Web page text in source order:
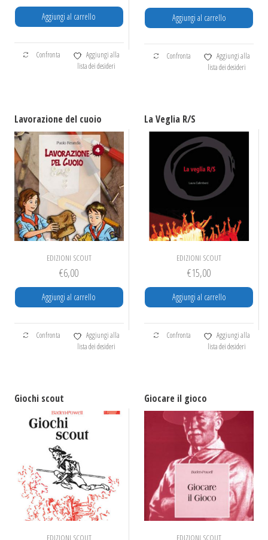
Aggiungi al carrello
Confronta
Aggiungi alla
lista dei desideri
Aggiungi al carrello
Confronta
Aggiungi alla
lista dei desideri
Lavorazione del cuoio
EDIZIONI SCOUT
€6,00
Aggiungi al carrello
Confronta
Aggiungi alla
lista dei desideri
La Veglia R/S
EDIZIONI SCOUT
€15,00
Aggiungi al carrello
Confronta
Aggiungi alla
lista dei desideri
Giochi scout
EDIZIONI SCOUT
Giocare il gioco
EDIZIONI SCOUT